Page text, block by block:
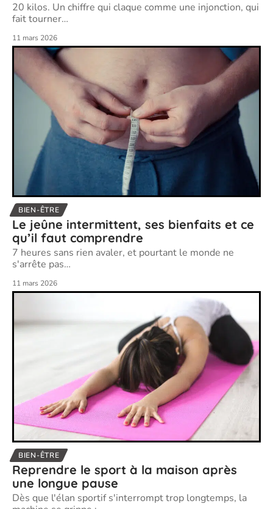
20 kilos. Un chiffre qui claque comme une injonction, qui
fait tourner…
11 mars 2026
BIEN-ÊTRE
Le jeûne intermittent, ses bienfaits et ce
qu’il faut comprendre
7 heures sans rien avaler, et pourtant le monde ne
s'arrête pas…
11 mars 2026
BIEN-ÊTRE
Reprendre le sport à la maison après
une longue pause
Dès que l'élan sportif s'interrompt trop longtemps, la